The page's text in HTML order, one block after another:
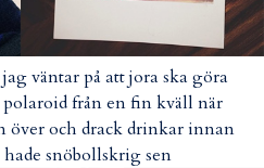
väntar på att jora ska göra
från en fin kväll när
över och drack drinkar innan
snöbollskrig sen